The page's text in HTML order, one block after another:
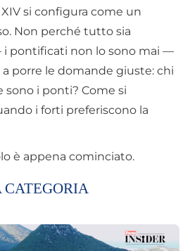
si configura come un
Non perché tutto sia
i pontificati non lo sono mai —
porre le domande giuste: chi
i ponti? Come si
i forti preferiscono la
è appena cominciato.